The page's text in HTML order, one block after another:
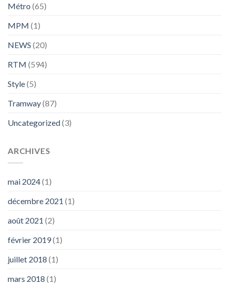
Métro (65)
MPM (1)
NEWS (20)
RTM (594)
Style(5)
Tramway(87)
Uncategorized(3)
ARCHIVES
mai 2024(1)
décembre 2021 (1)
août 2021 (2)
février 2019(1)
juillet 2018 (1)
mars 2018 (1)